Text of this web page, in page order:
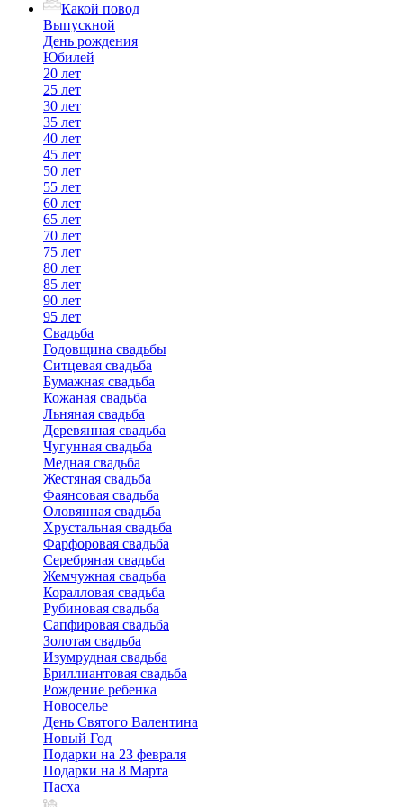
Какой повод
Выпускной
День рождения
Юбилей
20 лет
25 лет
30 лет
35 лет
40 лет
45 лет
50 лет
55 лет
60 лет
65 лет
70 лет
75 лет
80 лет
85 лет
90 лет
95 лет
Свадьба
Годовщина свадьбы
Ситцевая свадьба
Бумажная свадьба
Кожаная свадьба
Льняная свадьба
Деревянная свадьба
Чугунная свадьба
Медная свадьба
Жестяная свадьба
Фаянсовая свадьба
Оловянная свадьба
Хрустальная свадьба
Фарфоровая свадьба
Серебряная свадьба
Жемчужная свадьба
Коралловая свадьба
Рубиновая свадьба
Сапфировая свадьба
Золотая свадьба
Изумрудная свадьба
Бриллиантовая свадьба
Рождение ребенка
Новоселье
День Святого Валентина
Новый Год
Подарки на 23 февраля
Подарки на 8 Марта
Пасха